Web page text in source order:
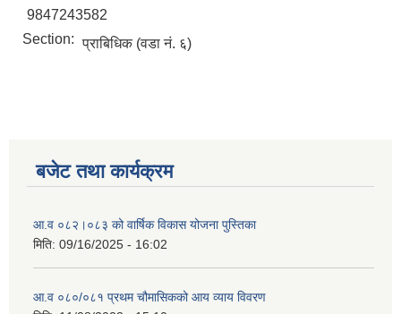
9847243582
Section: प्राबिधिक (वडा नं. ६)
बजेट तथा कार्यक्रम
आ.व ०८२।०८३ को वार्षिक विकास योजना पुस्तिका
मिति: 09/16/2025 - 16:02
आ.व ०८०/०८१ प्रथम चौमासिकको आय व्याय विवरण